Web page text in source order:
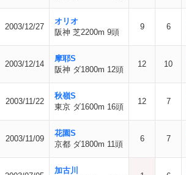
2003/12/27
オリオ
阪神 芝2200m 9頭
9 6
2003/12/14
摩耶S
阪神 ダ1800m 12頭
12 10
2003/11/22
秋嶺S
東京 ダ1600m 16頭
12 7
2003/11/09
花園S
京都 ダ1800m 11頭
6 7
加古川